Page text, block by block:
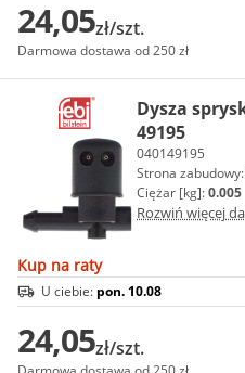
24,05zł/szt.
Darmowa dostawa od 250 zł
Dysza
49195
040149195
Strona zabudowy:
Ciężar [kg]:0.005
Rozwiń więcej
Kup na raty
U ciebie: pon. 10.08
24,05zł/szt.